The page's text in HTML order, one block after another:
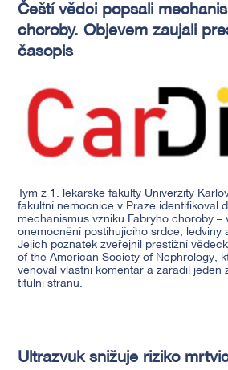
Čeští vědci popsali
choroby. Objevem zaujali
časopis
Tým z 1. lékařskéfakulty Univerzity
fakultní nemocnice v Praze identifikoval
mechanismus vzniku Fabryho choroby –
onemocnění postihujícího srdce, ledviny
Jejich poznatek zveřejnil prestižní vědeck
of the American Society of Nephrology ,
věnoval vlastní komentář a zařadil jeden
titulní stranu.
Ultrazvuk snižuje riziko